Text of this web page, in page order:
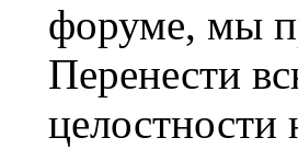
форуме, мы
Перенести
целостности